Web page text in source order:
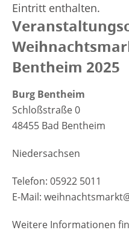
Eintritt enthalten.
Bentheim 2025
Burg Bentheim
Schloßstraße 0
48455 Bad Bentheim
Niedersachsen
Telefon: 05922 5011
E-Mail:
Weitere Informationen